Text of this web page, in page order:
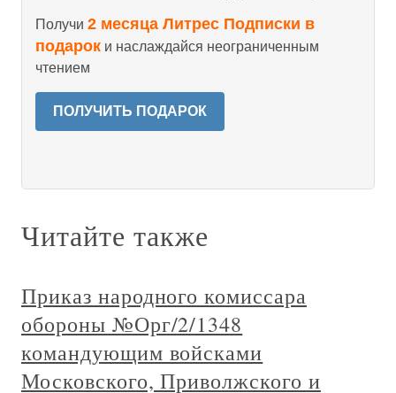
Получи 2 месяца Литрес Подписки в
подарок и наслаждайся неограниченным
чтением
ПОЛУЧИТЬ ПОДАРОК
Читайте также
Приказ народного комиссара
обороны №Орг/2/1348
командующим войсками
Московского, Приволжского и